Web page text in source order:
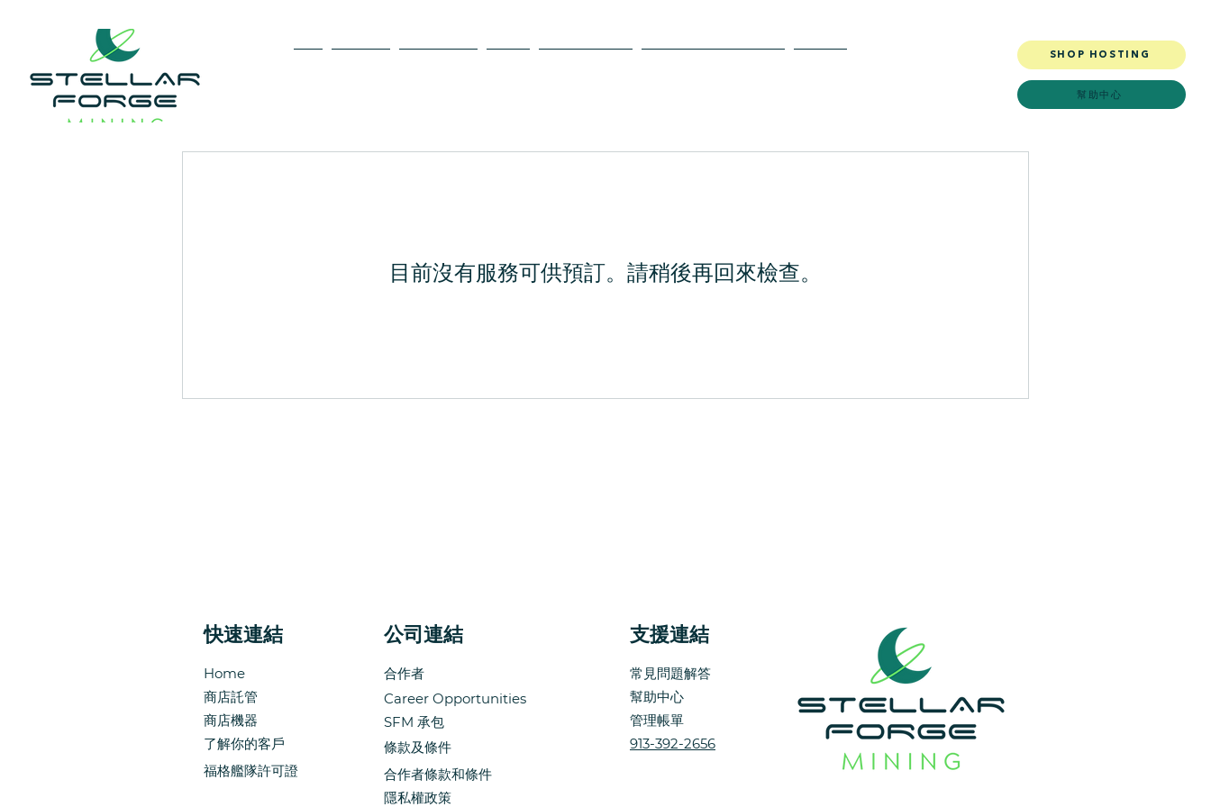
SHOP HOSTING
幫助中心
目前沒有服務可供預訂。請稍後再回來檢查。
快速連結 公司連結
Home
合作者
商店託管
商店機器
條款及條件
合作者條款和條件
SFM 承包
了解你的客戶
福格艦隊許可證
Career Opportunities
隱私權政策
常見問題解答
支援連結
幫助中心
913-392-2656
管理帳單